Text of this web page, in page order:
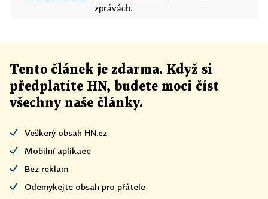
zprávách.
Tento článek je zdarma. Když si
předplatíte HN, budete moci číst
všechny naše články.
Veškerý obsah HN.cz
Mobilní aplikace
Bez reklam
Odemykejte obsah pro přátele